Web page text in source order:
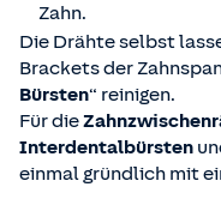
Zahn.
Die Drähte selbst
Brackets der
Bürsten“ reinigen.
Für die
Interdentalbürsten
einmal gründlich mit